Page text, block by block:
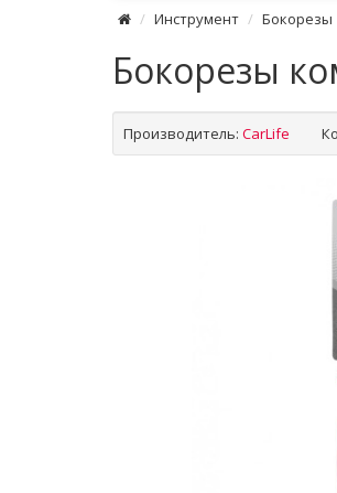
Инструмент Бокорезы
Бокорезы
Производитель: CarLife